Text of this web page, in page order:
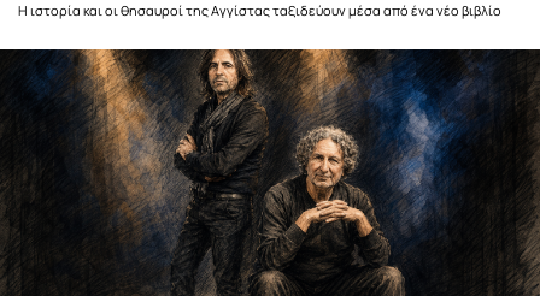
Η ιστορία και οι θησαυροί της Αγγίστας ταξιδεύουν μέσα από ένα νέο βιβλίο